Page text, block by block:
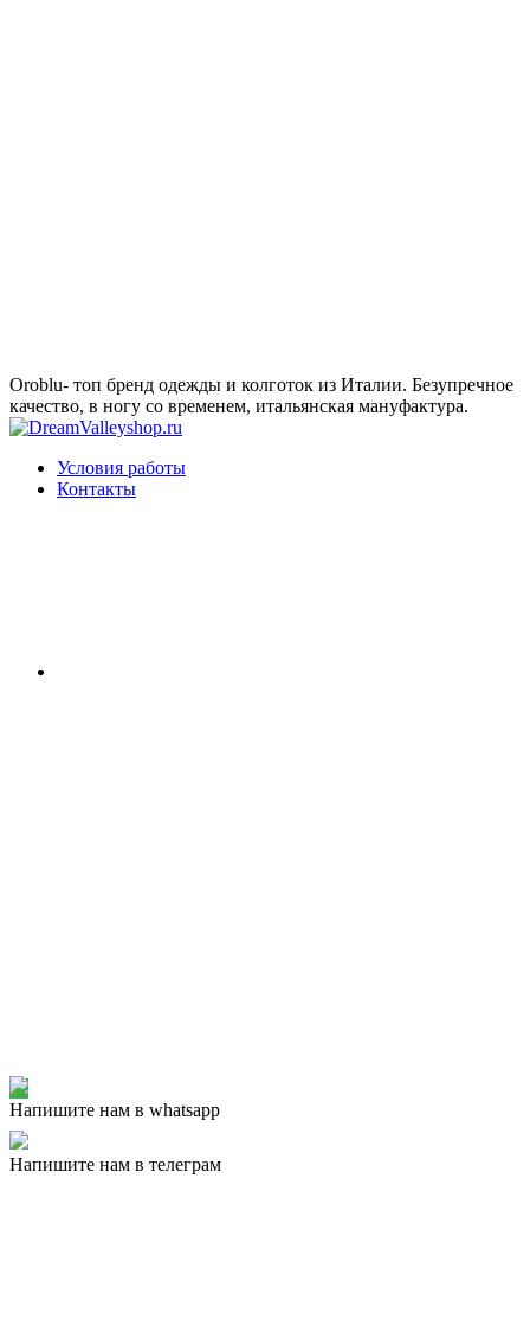
Oroblu- топ бренд одежды и колготок из Италии. Безупречное
качество, в ногу со временем, итальянская мануфактура.
Условия работы
Контакты
Напишите нам в whatsapp
Напишите нам в телеграм